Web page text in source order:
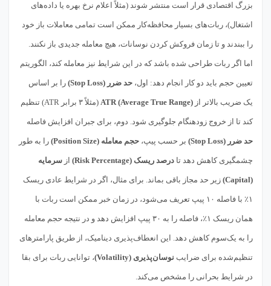
بزرگ اقتصادی قرار است منتشر شوند (مثلاً اعلام نرخ بهره یا داده‌های
اشتغال)، ربات‌های بسیار محافظه‌کار ممکن است تمامی معاملات باز خود
را ببندند و تا زمان فروکش کردن نوسانات، هیچ معامله جدیدی باز نکنند.
اما اگر ربات طراحی شده باشد که در این شرایط نیز معامله کند، الگوریتم
تعیین حجم باید دو کار انجام دهد: اول، حد ضرر (Stop Loss) را بر اساس
یک ضریب بالاتر از ATR (Average True Range) (مثلاً ۳ برابر ATR) تنظیم
کند تا از خروج زودهنگام جلوگیری شود. دوم، برای جبران افزایش فاصله
حد ضرر (Stop Loss) بر حسب پیپ، حجم معامله (Position Size) را به طور
چشمگیری کاهش دهد تا درصد ریسک (Risk Percentage) از سرمایه
(Capital) زیر حد مجاز باقی بماند. برای مثال، اگر در شرایط عادی ریسک
۱٪ با فاصله ۱۰ پیپ تعریف می‌شود، در زمان خبر ممکن است ربات با
همان ریسک ۱٪، فاصله را به ۳۰ پیپ افزایش دهد و در نتیجه حجم معامله
را به یک‌سوم کاهش دهد. این انعطاف‌پذیری دینامیک، از طریق پارامترهای
تنظیم‌شده برای ضرایب نوسان‌پذیری (Volatility) ، توانایی ربات برای بقا
در شرایط بحرانی را مشخص می‌کند.